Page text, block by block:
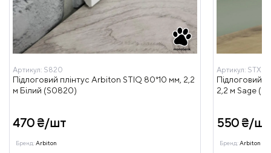
Артикул: S820
Підлоговий плінтус Arbiton STIQ 80*10 мм, 2,2
м Білий (S0820)
470 ₴/шт
Бренд:Arbiton
Артикул:
Підлоговий
2,2 м Sage
550 ₴/шт
Бренд:Arbiton